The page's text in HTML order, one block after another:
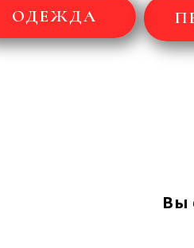
ОДЕЖДА
Вы